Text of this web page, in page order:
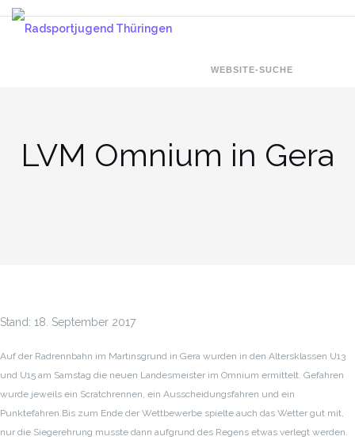
Zum
Inhalt
WEBSITE-SUCHE
LVM Omnium in Gera
Stand: 18. September 2017
Auf der Radrennbahn im Martinsgrund in Gera wurden in den Altersklassen U13
und U15 am Samstag die neuen Landesmeister im Omnium ermittelt. Gefahren
wurde jeweils ein Scratchrennen, ein Ausscheidungsfahren und ein
Punktefahren.Bis zum Ende der Wettbewerbe spielte auch das Wetter gut mit,
nur die Siegerehrung musste dann aufgrund des Regens etwas verlegt werden.